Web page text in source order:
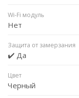
Wi-Fi модуль
Нет
Защита от замерзания
✔️ Да
Цвет
Черный